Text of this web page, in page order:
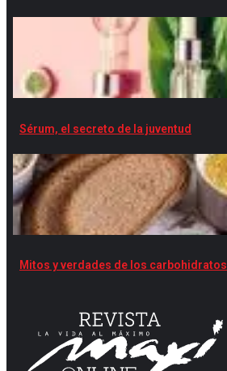
Sérum, el secreto de la juventud
Mitos y verdades de los carbohidratos